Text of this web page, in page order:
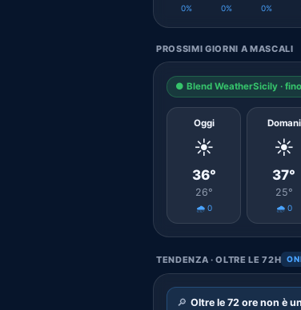
0% 0% 0%
PROSSIMI GIORNI A MASCALI
● Blend WeatherSicily ·
Oggi
☀️
36°
26°
🌧️ 0
Domani
☀️
37°
25°
🌧️ 0
TENDENZA · OLTRE LE 72H
🔎 Oltre le 72 ore non è